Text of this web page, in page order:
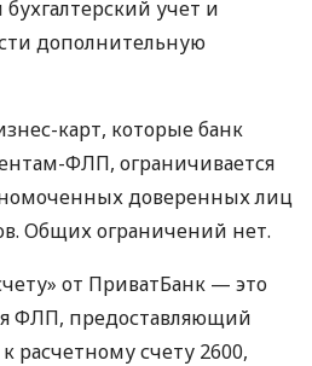
учет и
дополнительную
карт, которые банк
ФЛП, ограничивается
доверенных лиц
Общих ограничений нет.
от ПриватБанк — это
ФЛП, предоставляющий
расчетному счету 2600,